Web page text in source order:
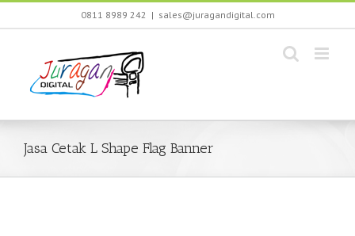
Skip
0811 8989 242 | sales@juragandigital.com
Jasa Cetak L Shape Flag Banner